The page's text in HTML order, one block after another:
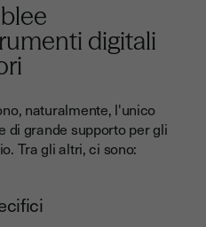
digitali
naturalmente, l'unico
di grande supporto per gli
Tra gli altri, ci sono: